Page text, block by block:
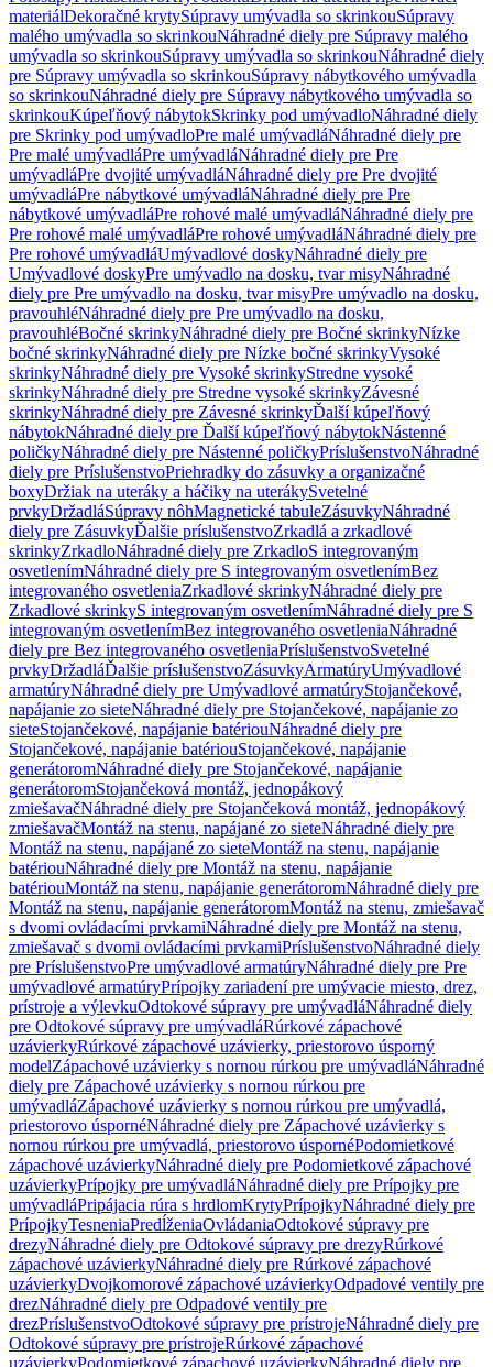
materiálDekoračné krytySúpravy umývadla so skrinkouSúpravy
malého umývadla so skrinkouNáhradné diely pre Súpravy malého
umývadla so skrinkouSúpravy umývadla so skrinkouNáhradné diely
pre Súpravy umývadla so skrinkouSúpravy nábytkového umývadla
so skrinkouNáhradné diely pre Súpravy nábytkového umývadla so
skrinkouKúpeľňový nábytokSkrinky pod umývadloNáhradné diely
pre Skrinky pod umývadloPre malé umývadláNáhradné diely pre
Pre malé umývadláPre umývadláNáhradné diely pre Pre
umývadláPre dvojité umývadláNáhradné diely pre Pre dvojité
umývadláPre nábytkové umývadláNáhradné diely pre Pre
nábytkové umývadláPre rohové malé umývadláNáhradné diely pre
Pre rohové malé umývadláPre rohové umývadláNáhradné diely pre
Pre rohové umývadláUmývadlové doskyNáhradné diely pre
Umývadlové doskyPre umývadlo na dosku, tvar misyNáhradné
diely pre Pre umývadlo na dosku, tvar misyPre umývadlo na dosku,
pravouhléNáhradné diely pre Pre umývadlo na dosku,
pravouhléBočné skrinkyNáhradné diely pre Bočné skrinkyNízke
bočné skrinkyNáhradné diely pre Nízke bočné skrinkyVysoké
skrinkyNáhradné diely pre Vysoké skrinkyStredne vysoké
skrinkyNáhradné diely pre Stredne vysoké skrinkyZávesné
skrinkyNáhradné diely pre Závesné skrinkyĎalší kúpeľňový
nábytokNáhradné diely pre Ďalší kúpeľňový nábytokNástenné
poličkyNáhradné diely pre Nástenné poličkyPríslušenstvoNáhradné
diely pre PríslušenstvoPriehradky do zásuvky a organizačné
boxyDržiak na uteráky a háčiky na uterákySvetelné
prvkyDržadláSúpravy nôhMagnetické tabuleZásuvkyNáhradné
diely pre ZásuvkyĎalšie príslušenstvoZrkadlá a zrkadlové
skrinkyZrkadloNáhradné diely pre ZrkadloS integrovaným
osvetlenímNáhradné diely pre S integrovaným osvetlenímBez
integrovaného osvetleniaZrkadlové skrinkyNáhradné diely pre
Zrkadlové skrinkyS integrovaným osvetlenímNáhradné diely pre S
integrovaným osvetlenímBez integrovaného osvetleniaNáhradné
diely pre Bez integrovaného osvetleniaPríslušenstvoSvetelné
prvkyDržadláĎalšie príslušenstvoZásuvkyArmatúryUmývadlové
armatúryNáhradné diely pre Umývadlové armatúryStojančekové,
napájanie zo sieteNáhradné diely pre Stojančekové, napájanie zo
sieteStojančekové, napájanie batériouNáhradné diely pre
Stojančekové, napájanie batériouStojančekové, napájanie
generátoromNáhradné diely pre Stojančekové, napájanie
generátoromStojančeková montáž, jednopákový
zmiešavačNáhradné diely pre Stojančeková montáž, jednopákový
zmiešavačMontáž na stenu, napájané zo sieteNáhradné diely pre
Montáž na stenu, napájané zo sieteMontáž na stenu, napájanie
batériouNáhradné diely pre Montáž na stenu, napájanie
batériouMontáž na stenu, napájanie generátoromNáhradné diely pre
Montáž na stenu, napájanie generátoromMontáž na stenu, zmiešavač
s dvomi ovládacími prvkamiNáhradné diely pre Montáž na stenu,
zmiešavač s dvomi ovládacími prvkamiPríslušenstvoNáhradné diely
pre PríslušenstvoPre umývadlové armatúryNáhradné diely pre Pre
umývadlové armatúryPrípojky zariadení pre umývacie miesto, drez,
prístroje a výlevkuOdtokové súpravy pre umývadláNáhradné diely
pre Odtokové súpravy pre umývadláRúrkové zápachové
uzávierkyRúrkové zápachové uzávierky, priestorovo úsporný
modelZápachové uzávierky s nornou rúrkou pre umývadláNáhradné
diely pre Zápachové uzávierky s nornou rúrkou pre
umývadláZápachové uzávierky s nornou rúrkou pre umývadlá,
priestorovo úspornéNáhradné diely pre Zápachové uzávierky s
nornou rúrkou pre umývadlá, priestorovo úspornéPodomietkové
zápachové uzávierkyNáhradné diely pre Podomietkové zápachové
uzávierkyPrípojky pre umývadláNáhradné diely pre Prípojky pre
umývadláPripájacia rúra s hrdlomKrytyPrípojkyNáhradné diely pre
PrípojkyTesneniaPredĺženiaOvládaniaOdtokové súpravy pre
drezyNáhradné diely pre Odtokové súpravy pre drezyRúrkové
zápachové uzávierkyNáhradné diely pre Rúrkové zápachové
uzávierkyDvojkomorové zápachové uzávierkyOdpadové ventily pre
drezNáhradné diely pre Odpadové ventily pre
drezPríslušenstvoOdtokové súpravy pre prístrojeNáhradné diely pre
Odtokové súpravy pre prístrojeRúrkové zápachové
uzávierkyPodomietkové zápachové uzávierkyNáhradné diely pre